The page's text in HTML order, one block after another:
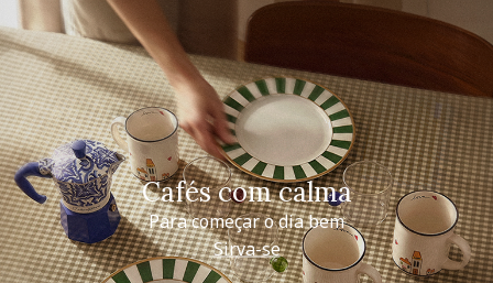
Cafés com calma
Para começar o dia bem
Sirva-se